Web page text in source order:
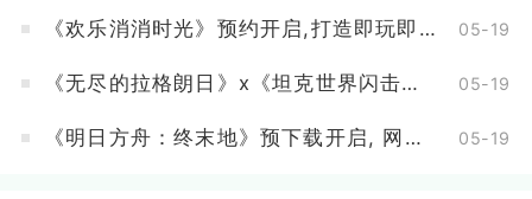
《欢乐消消时光》预约开启,打造即玩即收藏的“多海岛旅行纪录片” 05-19
《无尽的拉格朗日》x《坦克世界闪击战》联动全开,3款舰船礼装免费送 05-19
《明日方舟：终末地》预下载开启, 网易云游戏免下载不占内存 05-19